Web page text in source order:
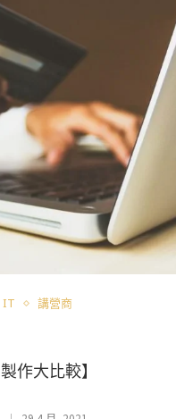
IT 講營商
作大比較】